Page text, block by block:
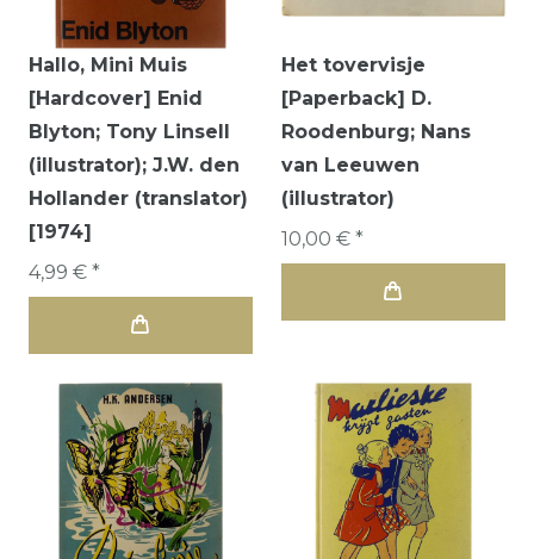
Hallo, Mini Muis
[Hardcover] Enid
Blyton; Tony Linsell
(illustrator); J.W. den
Hollander (translator)
[1974]
4,99 € *
Het tovervisje
[Paperback] D.
Roodenburg; Nans
van Leeuwen
(illustrator)
10,00 € *